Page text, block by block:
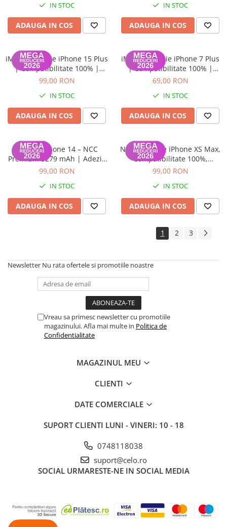
iPhone XS Max
iPhone XR
iPhone 8 Plus
iPhone 8
iPhone 7 Plus
iPhone 7
iPhone SE 2020 2nd
iPhone 6s Plus
iPhone SE 2022 3rd
iPhone 6 Plus
Display iPhone
Housing iPhone
iPhone 6s
iPad Pro 10.5″ (2017)
iPad Pro 11″ (2nd gen - 2020)
iPad Pro 12.9″ (1st gen - 2015)
iPad Pro 12.9″ (2nd gen - 2017)
iPad Pro 12.9″ (4th gen - 2020)
iPad Pro 12.9″ (5th gen - 2021)
iPad Pro 12.9″ (6th gen - 2022)
iPad Pro 9.7″ (2016)
iPad 9.7″ (5th gen - 2017)
iPad 9.7″ (6th gen - 2018)
IN STOC
ADAUGA IN COS
IN STOC
ADAUGA IN COS
iMisu – Baterie iPhone 15 Plus
| Compatibilitate 100% |
Garanție 12 luni
99,00 RON
IN STOC
ADAUGA IN COS
iMisu – Baterie iPhone 7 Plus
| Compatibilitate 100% |
Garanție 12 luni
69,00 RON
IN STOC
ADAUGA IN COS
Baterie iPhone 14 – NCC
Premium 3279 mAh | Adeziv
inclus | Garanție 12 luni
99,00 RON
IN STOC
ADAUGA IN COS
NCC – Baterie iPhone XS Max,
Compatibilitate 100%,
Garanție 12 luni
99,00 RON
IN STOC
ADAUGA IN COS
1 2 3
Newsletter Nu rata ofertele si promotiile noastre
Vreau sa primesc newsletter cu promotiile
magazinului. Afla mai multe in Politica de
Confidentialitate
MAGAZINUL MEU
CLIENTI
DATE COMERCIALE
SUPORT CLIENTI LUNI - VINERI: 10 - 18
0748118038
suport@celo.ro
SOCIAL URMARESTE-NE IN SOCIAL MEDIA